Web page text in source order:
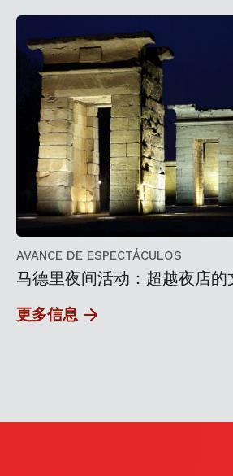
AVANCE DE ESPECTÁCULOS
马德里夜间活动：超越夜店的
更多信息